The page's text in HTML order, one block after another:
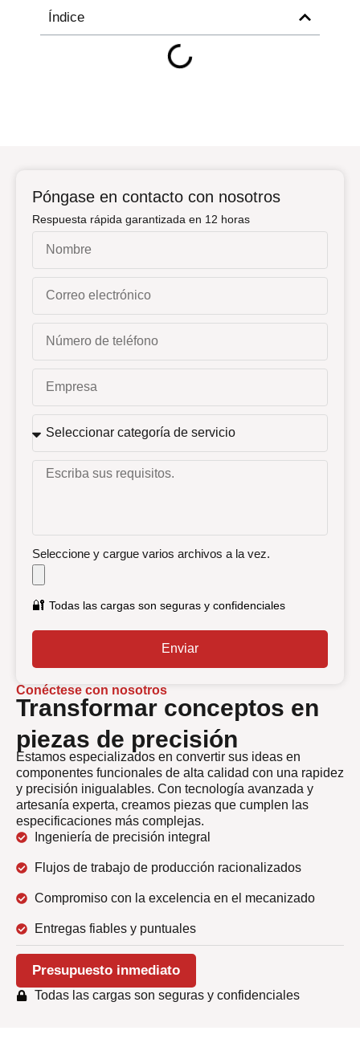
Índice
Conéctese con nosotros
Transformar conceptos en
piezas de precisión
Estamos especializados en convertir sus ideas en
componentes funcionales de alta calidad con una rapidez
y precisión inigualables. Con tecnología avanzada y
artesanía experta, creamos piezas que cumplen las
especificaciones más complejas.
Ingeniería de precisión integral
Flujos de trabajo de producción racionalizados
Compromiso con la excelencia en el mecanizado
Entregas fiables y puntuales
Presupuesto inmediato
Todas las cargas son seguras y confidenciales
Póngase en contacto con nosotros
Respuesta rápida garantizada en 12 horas
Seleccione y cargue varios archivos a la vez.
🔐 Todas las cargas son seguras y confidenciales
Enviar